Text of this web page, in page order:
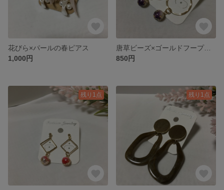
花びら×パールの春ピアス
1,000円
唐草ビーズ×ゴールドフープのピアス
850円
残り1点 残り1点